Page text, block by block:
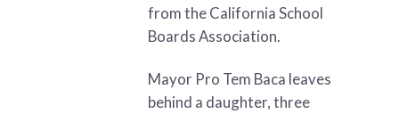
from the California School
Boards Association.
Mayor Pro Tem Baca leaves
behind a daughter, three